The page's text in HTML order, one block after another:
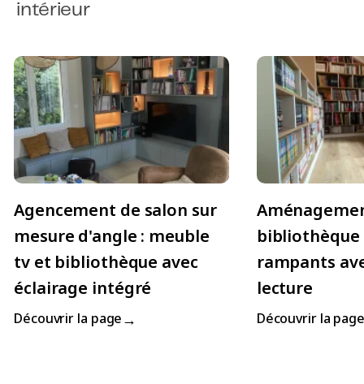
intérieur
Agencement de salon sur
mesure d'angle : meuble
tv et bibliothèque avec
éclairage intégré
Découvrir la page→
bibliothèque
rampants
lecture
Découvrir la